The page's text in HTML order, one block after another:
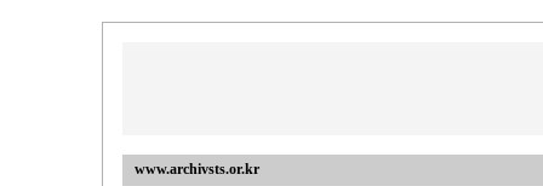
www.archivsts.or.kr